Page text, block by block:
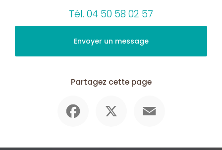
Tél. 04 50 58 02 57
Envoyer un message
Partagez cette page